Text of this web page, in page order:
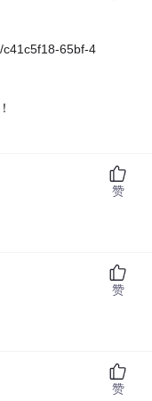
c41c5f18-65bf-4
赞
赞
赞